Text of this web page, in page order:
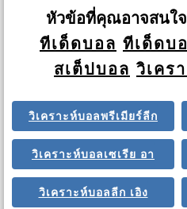
หัวข้อที่คุณอาจสนใ
ทีเด็ดบอล ทีเด็ดบ
สเต็ปบอล วิเคร
วิเคราะห์บอลพรีเมียร์ลีก
วิเคราะห์บอลเซเรีย อา
วิเคราะห์บอลลีก เอิง